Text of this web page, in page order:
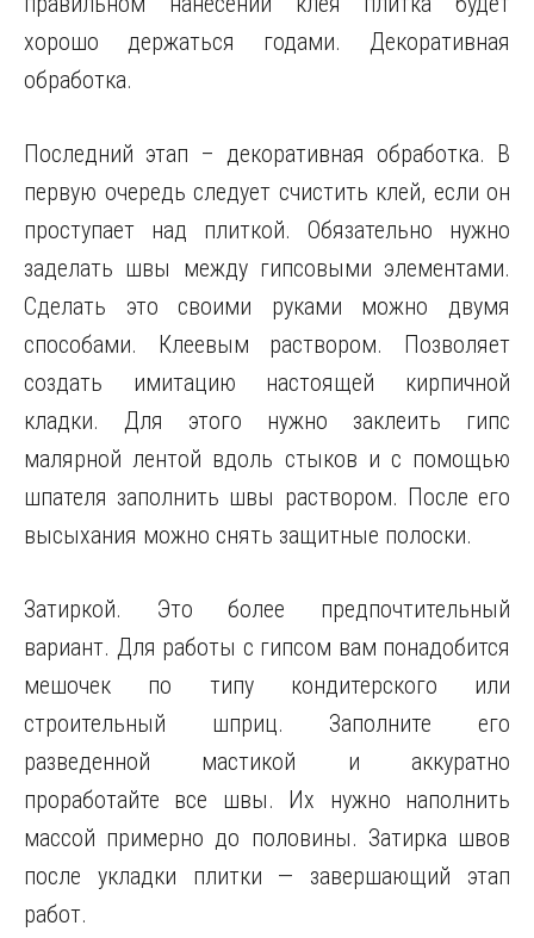
хорошо держаться годами. Декоративная
обработка.
Последний этап – декоративная обработка. В
первую очередь следует счистить клей, если он
проступает над плиткой. Обязательно нужно
заделать швы между гипсовыми элементами.
Сделать это своими руками можно двумя
способами. Клеевым раствором. Позволяет
создать имитацию настоящей кирпичной
кладки. Для этого нужно заклеить гипс
малярной лентой вдоль стыков и с помощью
шпателя заполнить швы раствором. После его
высыхания можно снять защитные полоски.
Затиркой. Это более предпочтительный
вариант. Для работы с гипсом вам понадобится
мешочек по типу кондитерского или
строительный шприц. Заполните его
разведенной мастикой и аккуратно
проработайте все швы. Их нужно наполнить
массой примерно до половины. Затирка швов
после укладки плитки — завершающий этап
работ.